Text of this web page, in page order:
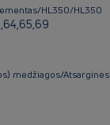
HL350/HL350
medžiagos/Atsarginės